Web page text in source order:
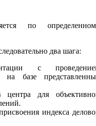
по
два шага:
с
на базе
центра для
индекса